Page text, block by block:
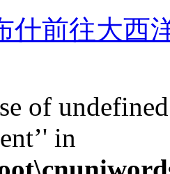
什前往大西
of
in